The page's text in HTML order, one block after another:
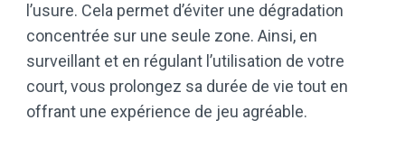
l’usure. Cela permet d’éviter une dégradation
concentrée sur une seule zone. Ainsi, en
surveillant et en régulant l’utilisation de votre
court, vous prolongez sa durée de vie tout en
offrant une expérience de jeu agréable.